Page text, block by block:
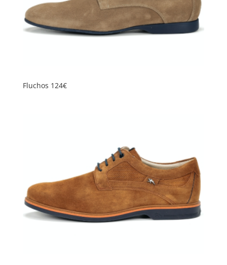
Fluchos 124€